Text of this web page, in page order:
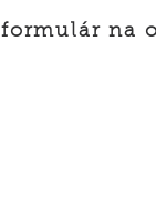
formulár na